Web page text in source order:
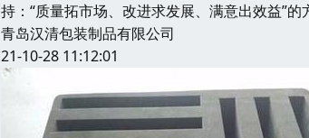
持：“质量拓市场、改进求发展、满意出效益”
青岛汉清包装制品有限公司
21-10-28 11:12:01